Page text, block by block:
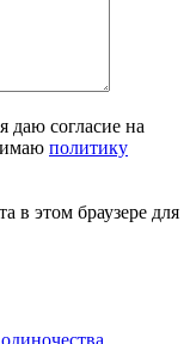
согласие на
политику
в этом браузере для